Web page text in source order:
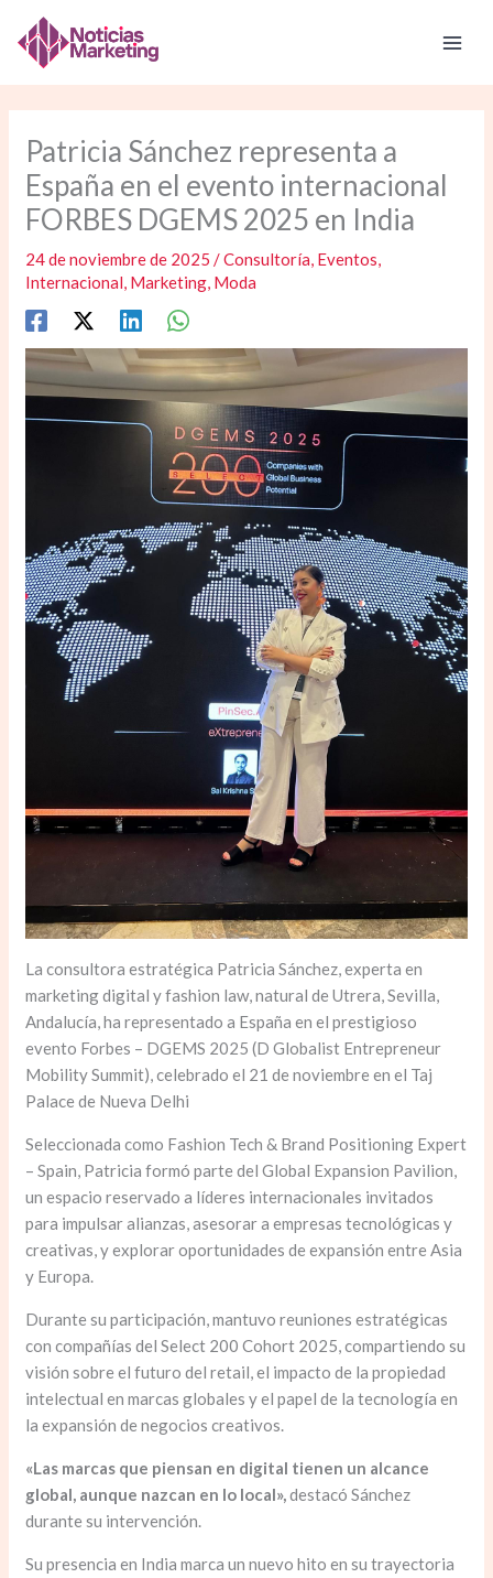
contenido
Patricia Sánchez representa a
España en el evento internacional
FORBES DGEMS 2025 en India
24 de noviembre de 2025/Consultoría, Eventos,
Internacional, Marketing, Moda
La consultora estratégica Patricia Sánchez, experta en
marketing digital y fashion law, natural de Utrera, Sevilla,
Andalucía, ha representado a España en el prestigioso
evento Forbes – DGEMS 2025 (D Globalist Entrepreneur
Mobility Summit), celebrado el 21 de noviembre en el Taj
Palace de Nueva Delhi
Seleccionada como Fashion Tech & Brand Positioning Expert
– Spain, Patricia formó parte del Global Expansion Pavilion,
un espacio reservado a líderes internacionales invitados
para impulsar alianzas, asesorar a empresas tecnológicas y
creativas, y explorar oportunidades de expansión entre Asia
y Europa.
Durante su participación, mantuvo reuniones estratégicas
con compañías del Select 200 Cohort 2025, compartiendo su
visión sobre el futuro del retail, el impacto de la propiedad
intelectual en marcas globales y el papel de la tecnología en
la expansión de negocios creativos.
«Las marcas que piensan en digital tienen un alcance
global, aunque nazcan en lo local»,destacó Sánchez
durante su intervención.
Su presencia en India marca un nuevo hito en su trayectoria